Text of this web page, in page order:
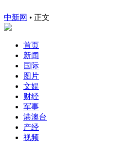
中新网 • 正文
首页
新闻
国际
图片
文娱
财经
军事
港澳台
产经
视频